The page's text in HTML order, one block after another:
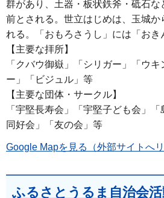
群があり、土器・板状鉄斧・砥石
前とされる。世立はじめは、玉城か
れる。「おもろさうし」には「おき
【主要な拝所】
「クバウ御嶽」「シリガー」「ウ
ー」「ビジュル」等
【主要な団体・サークル】
「宇堅長寿会」「宇堅子ども会」
同好会」「友の会」等
Google Mapを見る（外部サイトへリ
ふるさとうるま自治会